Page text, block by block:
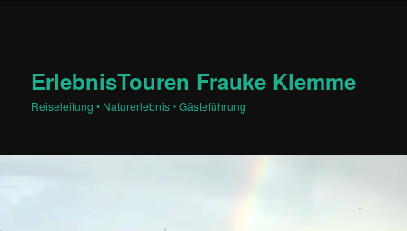
ErlebnisTouren Frauke Klemme
Reiseleitung • Naturerlebnis • Gästeführung